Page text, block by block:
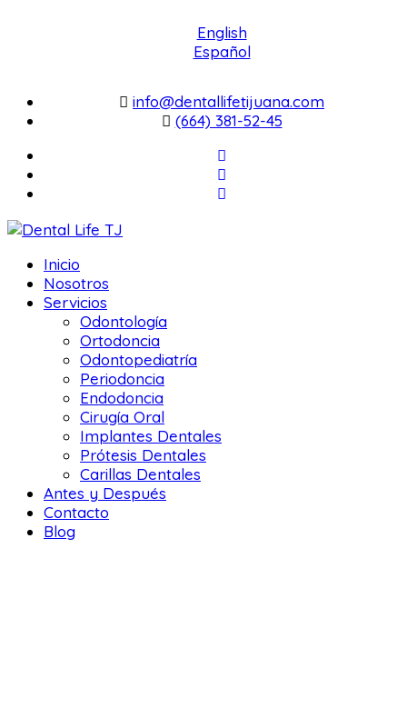
English
Español
info@dentallifetijuana.com
(664) 381-52-45
Inicio
Nosotros
Servicios
Odontología
Ortodoncia
Odontopediatría
Periodoncia
Endodoncia
Cirugía Oral
Implantes Dentales
Prótesis Dentales
Carillas Dentales
Antes y Después
Contacto
Blog